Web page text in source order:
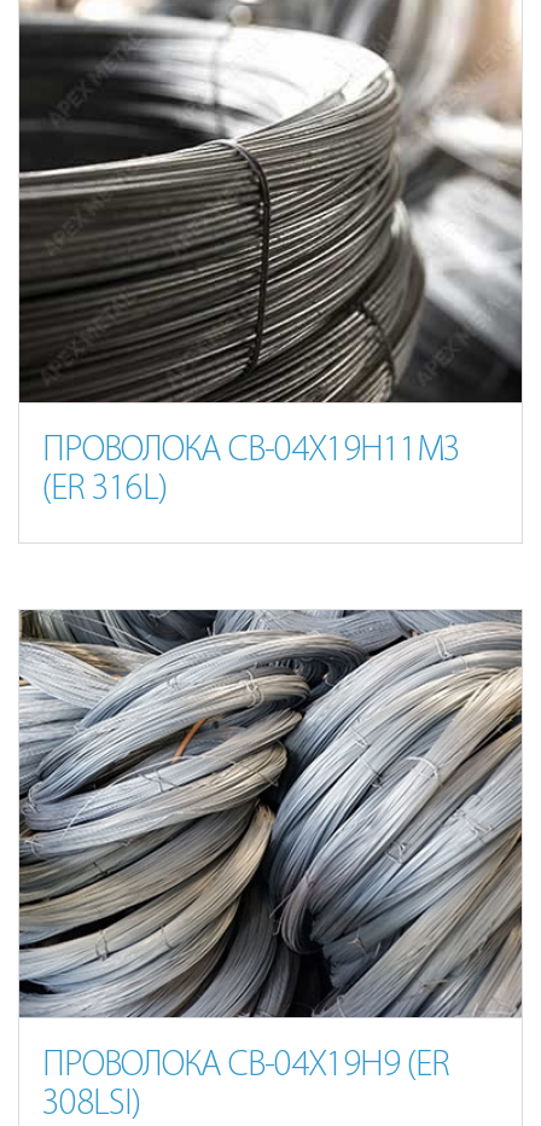
ПРОВОЛОКА СВ-04Х19Н11М3
(ER 316L)
ПРОВОЛОКА СВ-04Х19Н9 (ER
308LSI)